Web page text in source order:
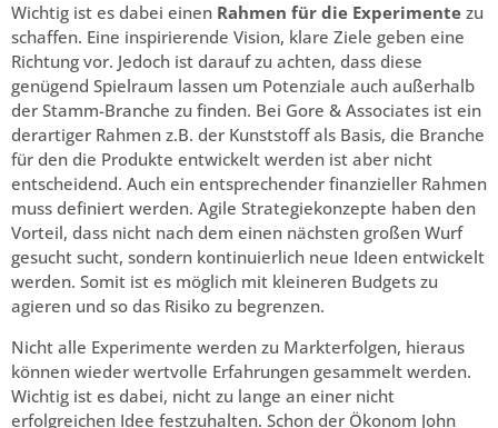
Wichtig ist es dabei einen Rahmen für die Experimente zu
schaffen. Eine inspirierende Vision, klare Ziele geben eine
Richtung vor. Jedoch ist darauf zu achten, dass diese
genügend Spielraum lassen um Potenziale auch außerhalb
der Stamm-Branche zu finden. Bei Gore & Associates ist ein
derartiger Rahmen z.B. der Kunststoff als Basis, die Branche
für den die Produkte entwickelt werden ist aber nicht
entscheidend. Auch ein entsprechender finanzieller Rahmen
muss definiert werden. Agile Strategiekonzepte haben den
Vorteil, dass nicht nach dem einen nächsten großen Wurf
gesucht sucht, sondern kontinuierlich neue Ideen entwickelt
werden. Somit ist es möglich mit kleineren Budgets zu
agieren und so das Risiko zu begrenzen.
Nicht alle Experimente werden zu Markterfolgen, hieraus
können wieder wertvolle Erfahrungen gesammelt werden.
Wichtig ist es dabei, nicht zu lange an einer nicht
erfolgreichen Idee festzuhalten. Schon der Ökonom John